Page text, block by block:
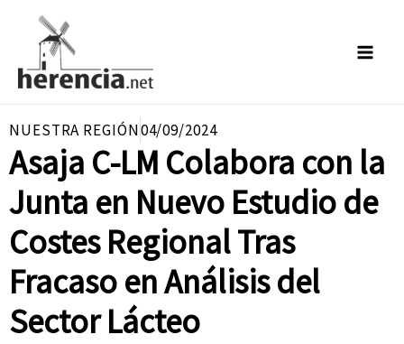
contenido
NUESTRA REGIÓN04/09/2024
Asaja C-LM Colabora con la
Junta en Nuevo Estudio de
Costes Regional Tras
Fracaso en Análisis del
Sector Lácteo